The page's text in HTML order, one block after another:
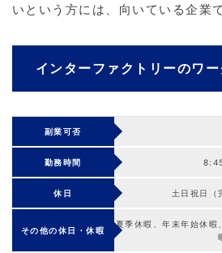
いという方には、向いている企業
インターファクトリーのワ
副業可否
勤務時間
休日 土日祝日（
その他の休日・休暇
夏季休暇、年末年始休暇